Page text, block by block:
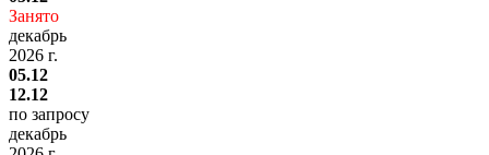
Занято
декабрь
2026 г.
05.12
12.12
по запросу
декабрь